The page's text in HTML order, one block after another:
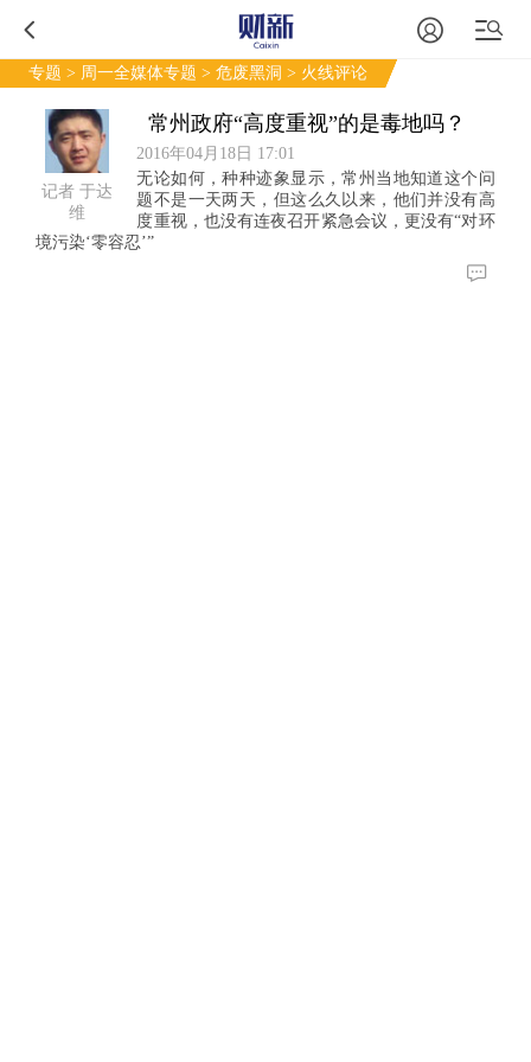
专题 > 周一全媒体专题 > 危废黑洞 > 火线评论
记者 于达
维
常州政府“高度重视”的是毒地吗？
2016年04月18日 17:01
无论如何，种种迹象显示，常州当地知道这个问
题不是一天两天，但这么久以来，他们并没有高
度重视，也没有连夜召开紧急会议，更没有“对环
境污染‘零容忍’”